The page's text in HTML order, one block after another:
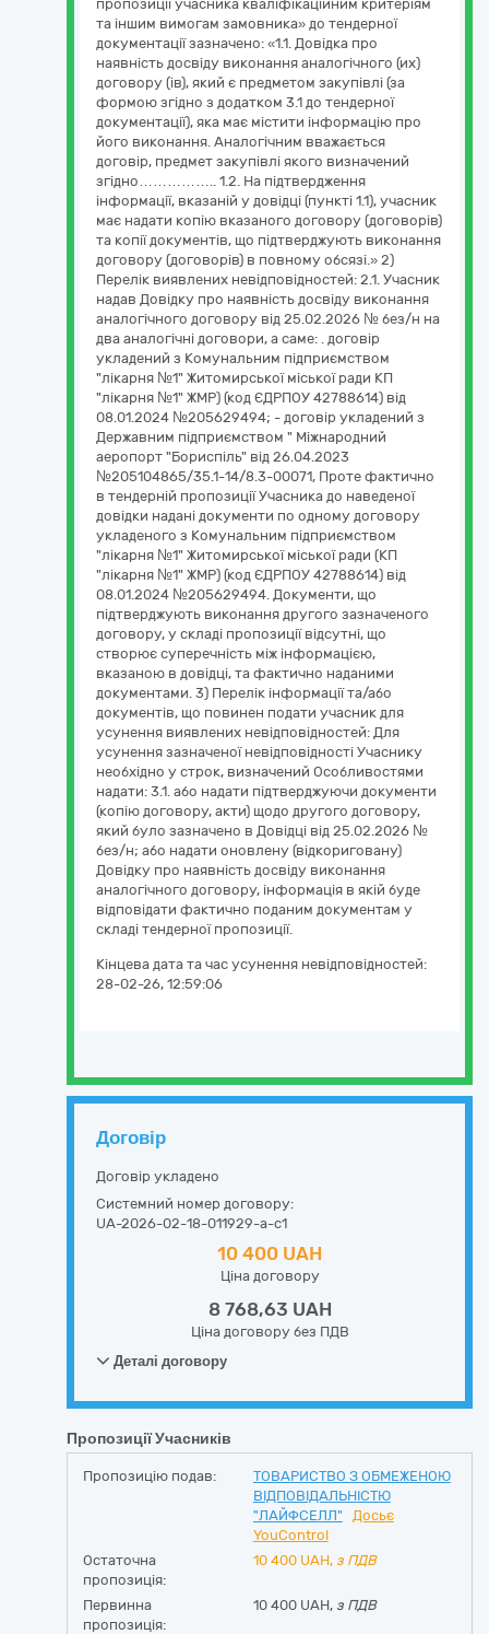
пропозиції учасника кваліфікаційним критеріям
та іншим вимогам замовника» до тендерної
документації зазначено: «1.1. Довідка про
наявність досвіду виконання аналогічного (их)
договору (ів), який є предметом закупівлі (за
формою згідно з додатком 3.1 до тендерної
документації), яка має містити інформацію про
його виконання. Аналогічним вважається
договір, предмет закупівлі якого визначений
згідно…………….. 1.2. На підтвердження
інформації, вказаній у довідці (пункті 1.1), учасник
має надати копію вказаного договору (договорів)
та копії документів, що підтверджують виконання
договору (договорів) в повному обсязі.» 2)
Перелік виявлених невідповідностей: 2.1. Учасник
надав Довідку про наявність досвіду виконання
аналогічного договору від 25.02.2026 № без/н на
два аналогічні договори, а саме: . договір
укладений з Комунальним підприємством
"лікарня №1" Житомирської міської ради КП
"лікарня №1" ЖМР) (код ЄДРПОУ 42788614) від
08.01.2024 №205629494; - договір укладений з
Державним підприємством " Міжнародний
аеропорт "Бориспіль" від 26.04.2023
№205104865/35.1-14/8.3-00071, Проте фактично
в тендерній пропозиції Учасника до наведеної
довідки надані документи по одному договору
укладеного з Комунальним підприємством
"лікарня №1" Житомирської міської ради (КП
"лікарня №1" ЖМР) (код ЄДРПОУ 42788614) від
08.01.2024 №205629494. Документи, що
підтверджують виконання другого зазначеного
договору, у складі пропозиції відсутні, що
створює суперечність між інформацією,
вказаною в довідці, та фактично наданими
документами. 3) Перелік інформації та/або
документів, що повинен подати учасник для
усунення виявлених невідповідностей: Для
усунення зазначеної невідповідності Учаснику
необхідно у строк, визначений Особливостями
надати: 3.1. або надати підтверджуючи документи
(копію договору, акти) щодо другого договору,
який було зазначено в Довідці від 25.02.2026 №
без/н; або надати оновлену (відкориговану)
Довідку про наявність досвіду виконання
аналогічного договору, інформація в якій буде
відповідати фактично поданим документам у
складі тендерної пропозиції.
Кінцева дата та час усунення невідповідностей:
28-02-26, 12:59:06
Договір
Договір укладено
Системний номер договору:
UA-2026-02-18-011929-a-c1
10 400 UAH
Ціна договору
8 768,63 UAH
Ціна договору без ПДВ
Деталі договору
Пропозиції Учасників
Пропозицію подав:
ТОВАРИСТВО З ОБМЕЖЕНОЮ
ВІДПОВІДАЛЬНІСТЮ
"ЛАЙФСЕЛЛ"
Досьє
YouControl
Остаточна
пропозиція:
10 400 UAH, з ПДВ
Первинна
пропозиція:
10 400 UAH, з ПДВ